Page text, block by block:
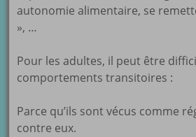
autonomie alimentaire, se
», …
Pour les adultes, il peut être
comportements transitoires :
Parce qu’ils sont vécus comme
contre eux.